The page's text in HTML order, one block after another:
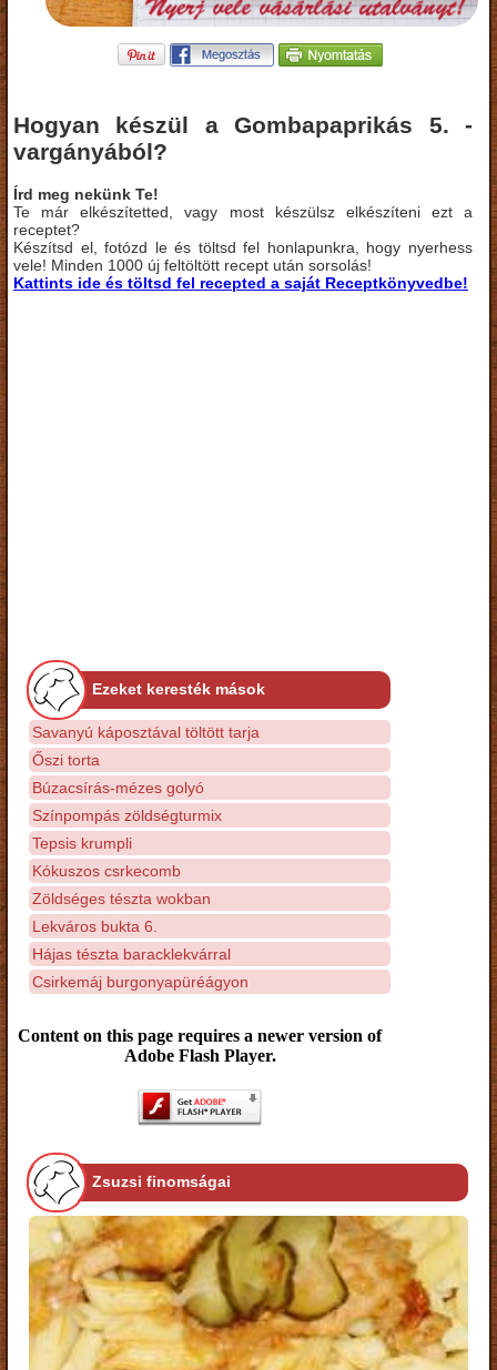
Hogyan készül a Gombapaprikás 5. -
vargányából?
Írd meg nekünk Te!
Te már elkészítetted, vagy most készülsz elkészíteni ezt a
receptet?
Készítsd el, fotózd le és töltsd fel honlapunkra, hogy nyerhess
vele! Minden 1000 új feltöltött recept után sorsolás!
Kattints ide és töltsd fel recepted a saját Receptkönyvedbe!
Ezeket keresték mások
Savanyú káposztával töltött tarja
Őszi torta
Búzacsírás-mézes golyó
Színpompás zöldségturmix
Tepsis krumpli
Kókuszos csrkecomb
Zöldséges tészta wokban
Lekváros bukta 6.
Hájas tészta baracklekvárral
Csirkemáj burgonyapüréágyon
Content on this page requires a newer version of
Adobe Flash Player.
Zsuzsi finomságai